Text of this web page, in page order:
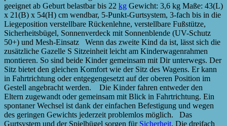
geeignet ab Geburt belastbar bis 22 kg Gewicht: 3,6 kg Maße: 43(L)
x 21(B) x 54(H) cm wendbar, 5-Punkt-Gurtsystem, 3-fach bis in die
Liegeposition verstellbare Rückenlehne, verstellbare Fußstütze,
Sicherheitsbügel, Sonnenverdeck mit Sonnenblende (UV-Schutz
50+) und Mesh-Einsatz Wenn das zweite Kind da ist, lässt sich die
zusätzliche Gazelle S Sitzeinheit leicht am Kinderwagenrahmen
montieren. So sind beide Kinder gemeinsam mit Dir unterwegs. Der
Sitz bietet den gleichen Komfort wie der Sitz des Wagens. Er kann
in Fahrtrichtung oder entgegengesetzt auf der oberen Position im
Gestell angebracht werden. Die Kinder fahren entweder den
Eltern zugewandt oder gemeinsam mit Blick in Fahrtrichtung. Ein
spontaner Wechsel ist dank der einfachen Befestigung und wegen
des geringen Gewichts jederzeit problemlos möglich. Das
Gurtsystem und der Spielbügel sorgen für Sicherheit. Die dreifach